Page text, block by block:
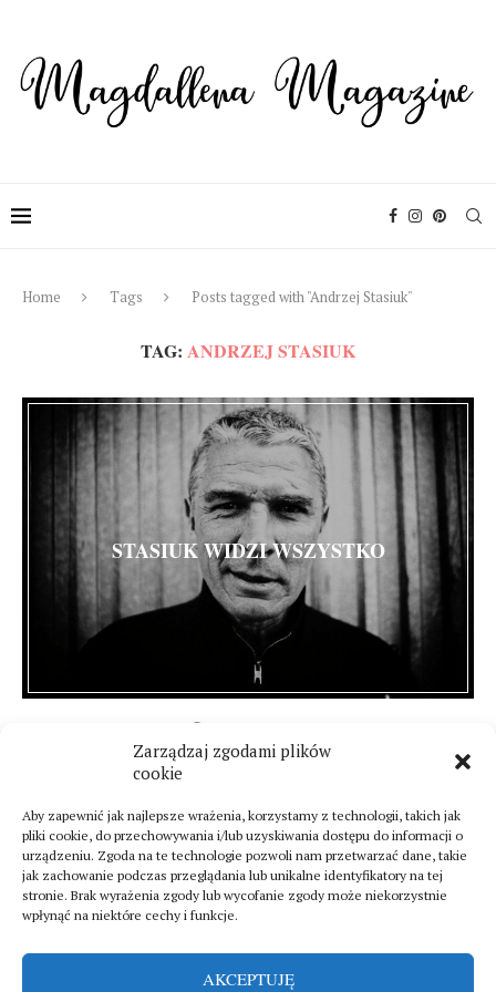
Zarządzaj zgodami plików
cookie
Aby zapewnić jak najlepsze wrażenia, korzystamy z technologii, takich jak
pliki cookie, do przechowywania i/lub uzyskiwania dostępu do informacji o
urządzeniu. Zgoda na te technologie pozwoli nam przetwarzać dane, takie
jak zachowanie podczas przeglądania lub unikalne identyfikatory na tej
stronie. Brak wyrażenia zgody lub wycofanie zgody może niekorzystnie
wpłynąć na niektóre cechy i funkcje.
AKCEPTUJĘ
Home Tags Posts tagged with "Andrzej Stasiuk"
TAG: ANDRZEJ STASIUK
STASIUK WIDZI WSZYSTKO
8 komentarzy